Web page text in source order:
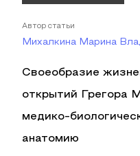
Автор статьи
Михалкина Марина
Своеобразие
открытий Грегора
медико-
анатомию